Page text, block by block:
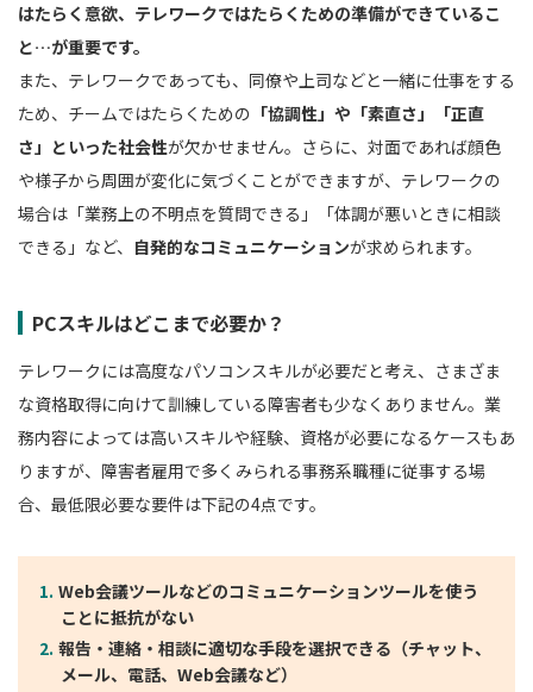
はたらく意欲、テレワークではたらくための準備ができているこ
と…が重要です。
また、テレワークであっても、同僚や上司などと一緒に仕事をする
ため、チームではたらくための 「協調性」や「素直さ」「正直
さ」といった社会性が欠かせません。さらに、対面であれば顔色
や様子から周囲が変化に気づくことができますが、テレワークの
場合は「業務上の不明点を質問できる」「体調が悪いときに相談
できる」など、 自発的なコミュニケーションが求められます。
PCスキルはどこまで必要か？
テレワークには高度なパソコンスキルが必要だと考え、さまざま
な資格取得に向けて訓練している障害者も少なくありません。業
務内容によっては高いスキルや経験、資格が必要になるケースもあ
りますが、障害者雇用で多くみられる事務系職種に従事する場
合、最低限必要な要件は下記の4点です。
Web会議ツールなどのコミュニケーションツールを使う
ことに抵抗がない
報告・連絡・相談に適切な手段を選択できる（チャット、
メール、電話、Web会議など）